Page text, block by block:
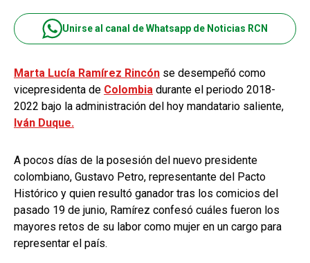
Unirse al canal de Whatsapp de Noticias RCN
Marta Lucía Ramírez Rincón se desempeñó como
vicepresidenta de Colombia durante el periodo 2018-
2022 bajo la administración del hoy mandatario saliente,
Iván Duque.
A pocos días de la posesión del nuevo presidente
colombiano, Gustavo Petro, representante del Pacto
Histórico y quien resultó ganador tras los comicios del
pasado 19 de junio, Ramírez confesó cuáles fueron los
mayores retos de su labor como mujer en un cargo para
representar el país.